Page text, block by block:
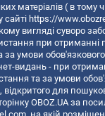
матеріалів ( в тому
https://
вигляді суворо
при отриманні
за умови
видань - при
та за умови
для
OBOZ.UA за